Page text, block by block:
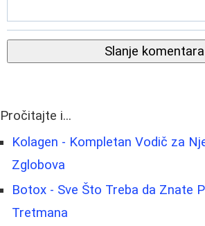
Slanje komentara
Pročitajte i...
Kolagen - Kompletan Vodič za
Zglobova
Botox - Sve Što Treba da Znate
Tretmana